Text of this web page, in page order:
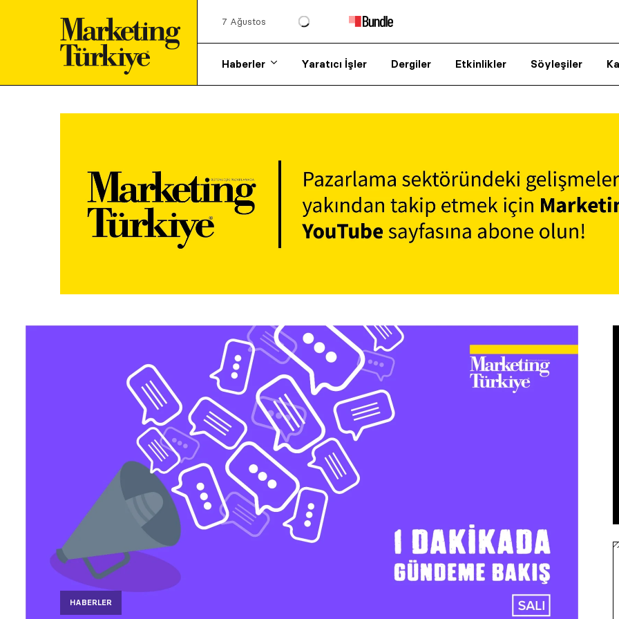
7 Ağustos
Haberler Yaratıcı İşler Dergiler Etkinlikler Söyleşiler
HABERLER